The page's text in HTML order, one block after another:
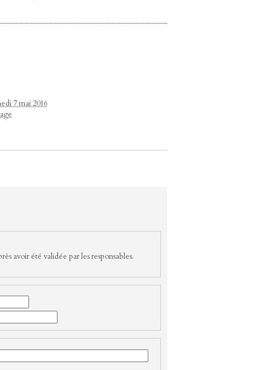
7 mai 2016
avoir été validée par les responsables.